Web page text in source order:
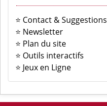
⭐ Contact & Suggestions
⭐ Newsletter
⭐ Plan du site
⭐ Outils interactifs
⭐ Jeux en Ligne